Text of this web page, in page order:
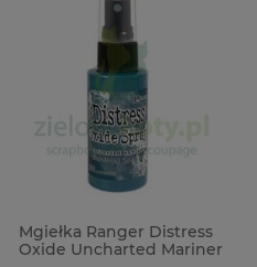
Mgiełka Ranger Distress
Oxide Uncharted Mariner